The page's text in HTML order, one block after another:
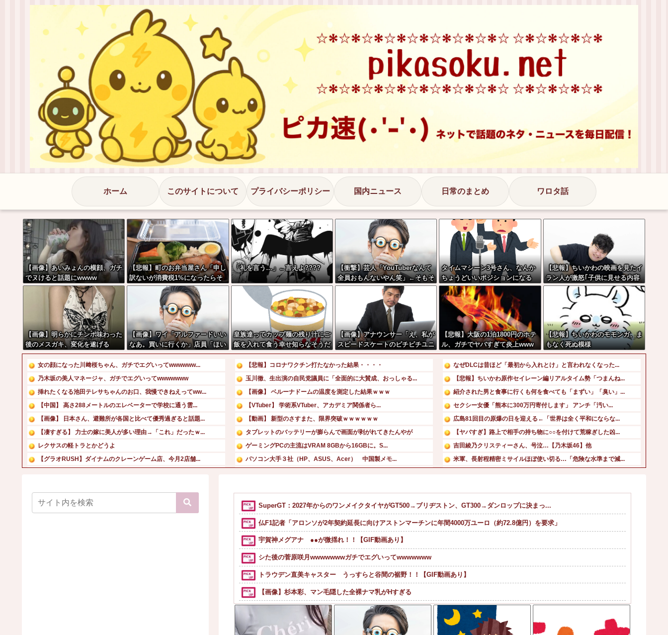
ホーム このサイトについて プライバシーポリシー 国内ニュース 日常のまとめ ワロタ話
【画像】あいみょんの横顔、ガチ
でヌけると話題にwwww
【悲報】町のお弁当屋さん「申し
訳ないが消費税1%になったらそ
の分商品代を値上げするわ」
「礼を言う…」←言えよ????
【衝撃】芸人「YouTuberなんて
全員おもんないやん笑」←そもそ
もこれが始まりなんだと思うんだ
がどう思う？？？？？
タイムマシーン3号さん、なんか
ちょうどいいポジションになる
【悲報】ちいかわの映画を見たイ
ラン人が激怒｢子供に見せる内容
じゃない｡悪影響は計り知れな
い｣←これw w w w w w w w w
【画像】明らかにチンポ味わった
後のメスガキ、変化を遂げる
【画像】ワイ「アルファードいい
なあ。買いに行くか」店員「ほい
っ見積もりな！」ワイ「金額おか
しくね？」←お前らもそう思うよ
な？？？？？
皇族達ってカップ麺の残り汁にご
飯を入れて食う幸せ知らなそうだ
よなｗ
【画像】アナウンサー「え、私が
スピードスケートのピチピチユニ
フォーム着るんですか…？ﾑﾁ
ｨ！！」←これはお前らに刺さる
やろw w w w w w w w
【悲報】大阪の1泊1800円のホテ
ル、ガチでヤバすぎて炎上www
www
【悲報】ちいかわのモモンガ、ま
もなく死ぬ模様
女の顔になった川﨑桜ちゃん、ガチでエグいってwwwwww...
乃木坂の美人マネージャ、ガチでエグいってwwwwwww
挿れたくなる池田テレサちゃんのお口、我慢できねえってww...
【中国】 高さ288メートルのエレベーターで学校に通う雲...
【画像】 日本さん、避難所が各国と比べて優秀過ぎると話題...
【凄すぎる】 力士の嫁に美人が多い理由→「これ」だったｗ...
レクサスの軽トラとかどうよ
【グラオRUSH】ダイナムのクレーンゲーム店、今月2店舗...
【画像】お天気お姉さん(32)、突然の妊娠発表に世間がザ...
本田望結、久しぶりにセクシーﾃﾞｶﾊﾟｲ投稿！やっぱりお...
【悲報】コロナワクチン打たなかった結果・・・・
玉川徹、生出演の自民党議員に「全面的に大賛成、おっしゃる...
【画像】 ベルーナドームの温度を測定した結果ｗｗｗ
【VTuber】 学術系VTuber、アカデミア関係者ら...
【動画】 新型のさすまた、限界突破ｗｗｗｗｗｗ
タブレットのバッテリーが膨らんで画面が剥がれてきたんやが
ゲーミングPCの主流はVRAM 8GBから16GBに。S...
パソコン大手３社（HP、ASUS、Acer） 中国製メモ...
【画像】田中みな実(39) 妊娠中でも露出多めのドレス、...
【画像】板野友美、ビキニ姿の谷間がたまらない
なぜDLCは昔ほど「最初から入れとけ」と言われなくなった...
【悲報】ちいかわ原作セイレーン編リアルタイム勢「つまんね...
紹介された男と食事に行くも何を食べても「まずい」「臭い」...
セクシー女優「熊本に300万円寄付します」 アンチ「汚い...
広島81回目の原爆の日を迎える←「世界は全く平和にならな...
【ヤバすぎ】路上で相手の持ち物に○○を付けて荒稼ぎした凶...
吉田綾乃クリスティーさん、号泣…【乃木坂46】他
米軍、長射程精密ミサイルほぼ使い切る…「危険な水準まで減...
カープ、最下位中日まで1G差なのに3位ヤクルトまで3G差...
【議論】永住権の条件「日本人世帯の平均年収以上」←これ日...
SuperGT：2027年からのワンメイクタイヤがGT500→ブリヂストン、GT300→ダンロップに決まっ...
仏F1記者「アロンソが2年契約延長に向けアストンマーチンに年間4000万ユーロ（約72.8億円）を要求」
宇賀神メグアナ ●●が微揺れ！！【GIF動画あり】
シた後の菅原咲月wwwwwwwガチでエグいってwwwwwww
トラウデン直美キャスター うっすらと谷間の裾野！！【GIF動画あり】
【画像】杉本彩、マン毛隠した全裸ナマ乳がHすぎる
【画像】ぼうけつ「えっ、私だけ横を向いて写真撮るんですか？！」→結果w w w w w w w w
グラボ、国内価格4割値上げかｗｗｗｗｗｗｗｗｗｗｗｗｗｗｗｗ